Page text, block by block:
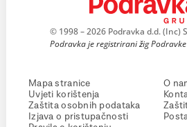
© 1998 – 2026 Podravka d.d. (Inc)
Podravka je registrirani žig Podravke
Mapa stranice
Uvjeti korištenja
Zaštita osobnih podataka
Izjava o pristupačnosti
O